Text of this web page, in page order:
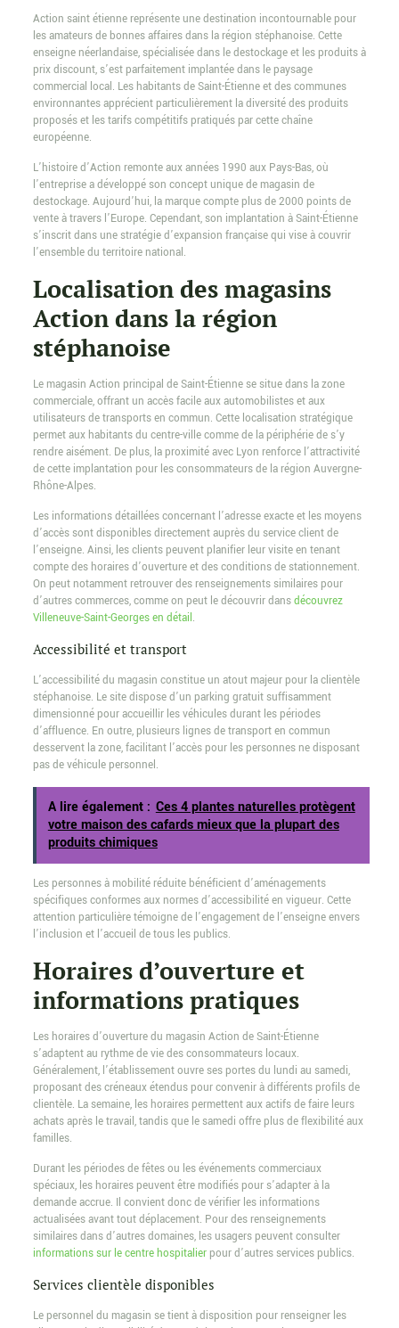
Action saint étienne représente une destination incontournable pour
les amateurs de bonnes affaires dans la région stéphanoise. Cette
enseigne néerlandaise, spécialisée dans le destockage et les produits à
prix discount, s’est parfaitement implantée dans le paysage
commercial local. Les habitants de Saint-Étienne et des communes
environnantes apprécient particulièrement la diversité des produits
proposés et les tarifs compétitifs pratiqués par cette chaîne
européenne.
L’histoire d’Action remonte aux années 1990 aux Pays-Bas, où
l’entreprise a développé son concept unique de magasin de
destockage. Aujourd’hui, la marque compte plus de 2000 points de
vente à travers l’Europe. Cependant, son implantation à Saint-Étienne
s’inscrit dans une stratégie d’expansion française qui vise à couvrir
l’ensemble du territoire national.
Localisation des magasins
Action dans la région
stéphanoise
Le magasin Action principal de Saint-Étienne se situe dans la zone
commerciale, offrant un accès facile aux automobilistes et aux
utilisateurs de transports en commun. Cette localisation stratégique
permet aux habitants du centre-ville comme de la périphérie de s’y
rendre aisément. De plus, la proximité avec Lyon renforce l’attractivité
de cette implantation pour les consommateurs de la région Auvergne-
Rhône-Alpes.
Les informations détaillées concernant l’adresse exacte et les moyens
d’accès sont disponibles directement auprès du service client de
l’enseigne. Ainsi, les clients peuvent planifier leur visite en tenant
compte des horaires d’ouverture et des conditions de stationnement.
On peut notamment retrouver des renseignements similaires pour
d’autres commerces, comme on peut le découvrir dansdécouvrez
Villeneuve-Saint-Georges en détail.
Accessibilité et transport
L’accessibilité du magasin constitue un atout majeur pour la clientèle
stéphanoise. Le site dispose d’un parking gratuit suffisamment
dimensionné pour accueillir les véhicules durant les périodes
d’affluence. En outre, plusieurs lignes de transport en commun
desservent la zone, facilitant l’accès pour les personnes ne disposant
pas de véhicule personnel.
A lire également : Ces 4 plantes naturelles protègent
votre maison des cafards mieux que la plupart des
produits chimiques
Les personnes à mobilité réduite bénéficient d’aménagements
spécifiques conformes aux normes d’accessibilité en vigueur. Cette
attention particulière témoigne de l’engagement de l’enseigne envers
l’inclusion et l’accueil de tous les publics.
Horaires d’ouverture et
informations pratiques
Les horaires d’ouverture du magasin Action de Saint-Étienne
s’adaptent au rythme de vie des consommateurs locaux.
Généralement, l’établissement ouvre ses portes du lundi au samedi,
proposant des créneaux étendus pour convenir à différents profils de
clientèle. La semaine, les horaires permettent aux actifs de faire leurs
achats après le travail, tandis que le samedi offre plus de flexibilité aux
familles.
Durant les périodes de fêtes ou les événements commerciaux
spéciaux, les horaires peuvent être modifiés pour s’adapter à la
demande accrue. Il convient donc de vérifier les informations
actualisées avant tout déplacement. Pour des renseignements
similaires dans d’autres domaines, les usagers peuvent consulter
informations sur le centre hospitalierpour d’autres services publics.
Services clientèle disponibles
Le personnel du magasin se tient à disposition pour renseigner les